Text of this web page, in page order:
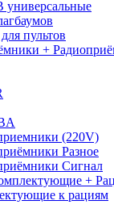
универсальные
пультов
(220V)
Разное
Сигнал
к рациям